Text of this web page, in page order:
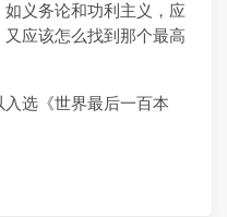
义务论和功利主义，应
应该怎么找到那个最高
选《世界最后一百本